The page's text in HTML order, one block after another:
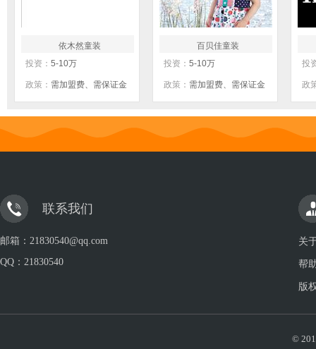
依木然童装
投资： 5-10万
政策： 需加盟费、需保证金
百贝佳童装
投资： 5-10万
政策： 需加盟费、需保证金
投
政
联系我们
邮箱：21830540@qq.com
QQ： 21830540
关
帮
版
©